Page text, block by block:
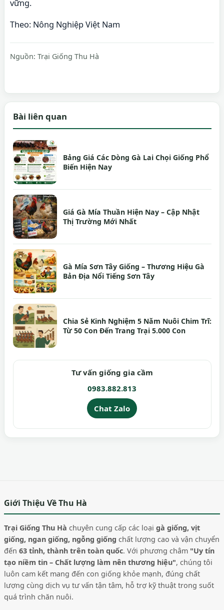
vững.
Theo: Nông Nghiệp Việt Nam
Nguồn: Trại Giống Thu Hà
Bài liên quan
Bảng Giá Các Dòng Gà Lai Chọi Giống Phổ
Biến Hiện Nay
Giá Gà Mía Thuần Hiện Nay – Cập Nhật
Thị Trường Mới Nhất
Gà Mía Sơn Tây Giống – Thương Hiệu Gà
Bản Địa Nổi Tiếng Sơn Tây
Chia Sẻ Kinh Nghiệm 5 Năm Nuôi Chim Trĩ:
Từ 50 Con Đến Trang Trại 5.000 Con
Tư vấn giống gia cầm
0983.882.813
Chat Zalo
Giới Thiệu Về Thu Hà
Trại Giống Thu Hà chuyên cung cấp các loại gà giống, vịt
giống, ngan giống, ngỗng giống chất lượng cao và vận chuyển
đến 63 tỉnh, thành trên toàn quốc. Với phương châm "Uy tín
tạo niềm tin – Chất lượng làm nên thương hiệu", chúng tôi
luôn cam kết mang đến con giống khỏe mạnh, đúng chất
lượng cùng dịch vụ tư vấn tận tâm, hỗ trợ kỹ thuật trong suốt
quá trình chăn nuôi.